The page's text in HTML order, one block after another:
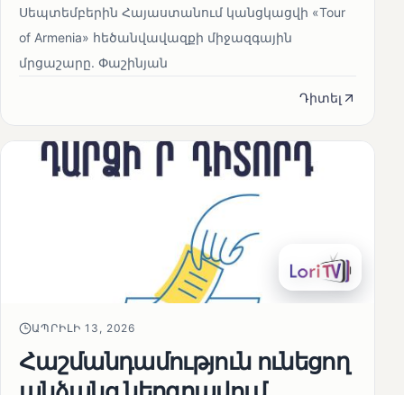
Սեպտեմբերին Հայաստանում կանցկացվի «Tour
of Armenia» հեծանվավազքի միջազգային
մրցաշարը. Փաշինյան
Դիտել
ԱՊՐԻԼԻ 13, 2026
Հաշմանդամություն ունեցող